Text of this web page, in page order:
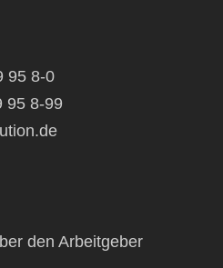
95 8-0
95 8-99
den Arbeitgeber